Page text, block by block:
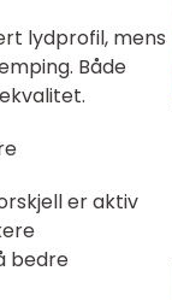
lydprofil, mens
Både
er aktiv
bedre